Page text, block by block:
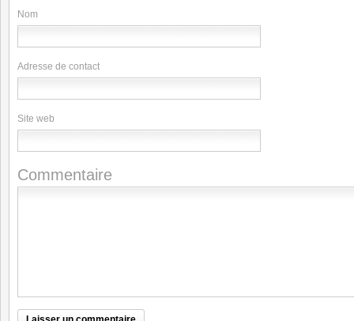
Nom
Adresse de contact
Site web
Commentaire